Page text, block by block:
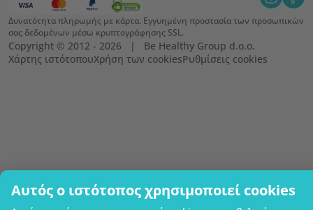
Αυτός ο ιστότοπος χρησιμοποιεί cookies
Δυνατότητα πληρωμής με κάρτα. Εγγυημένη προστασία των προσωπικών
σας δεδομένων μέσω κρυπτογράφησης SSL.
Copyright © 2012 - 2026   |   Be Healthy Group d.o.o.
Χάρτης ιστότοπουΧρήση των cookiesΡυθμίσεις cookies